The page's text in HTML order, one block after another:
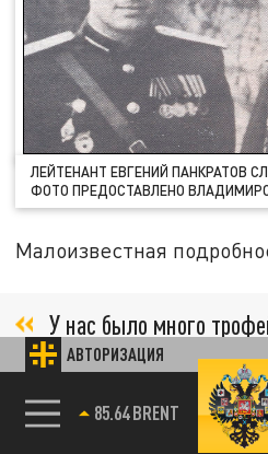
АВТОРИЗАЦИЯ
85.64 BRENT
ЛЕЙТЕНАНТ ЕВГЕНИЙ ПАНКРАТОВ
ФОТО ПРЕДОСТАВЛЕНО
Малоизвестная
У нас было много
а вот водителей не
командиры посадили
немцев. Они очень